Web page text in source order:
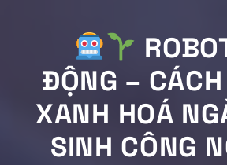
ĐỘNG –
XANH HOÁ
SINH CÔNG